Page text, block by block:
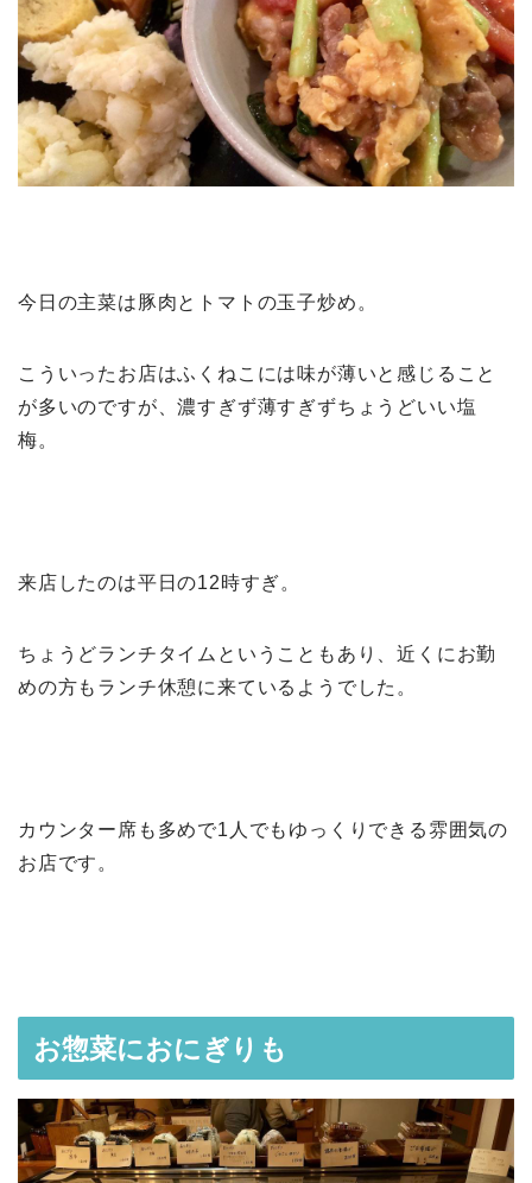
今日の主菜は豚肉とトマトの玉子炒め。
こういったお店はふくねこには味が薄いと感じること
が多いのですが、濃すぎず薄すぎずちょうどいい塩
梅。
来店したのは平日の12時すぎ。
ちょうどランチタイムということもあり、近くにお勤
めの方もランチ休憩に来ているようでした。
カウンター席も多めで1人でもゆっくりできる雰囲気の
お店です。
お惣菜におにぎりも